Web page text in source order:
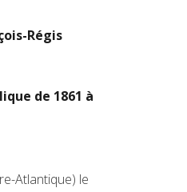
Régis
de 1861 à
Atlantique) le